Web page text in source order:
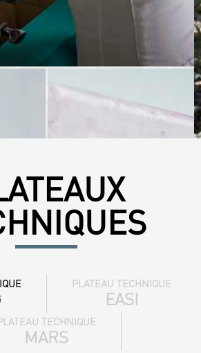
PLATEAU TECHNIQUE
EASI
TECHNIQUE
MARS